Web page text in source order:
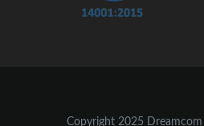
Copyright 2025